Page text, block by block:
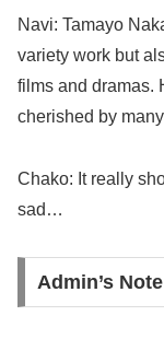
Navi: Tamayo
variety work but
films and dramas.
cherished by
Chako: It really
sad…
Admin’s Note